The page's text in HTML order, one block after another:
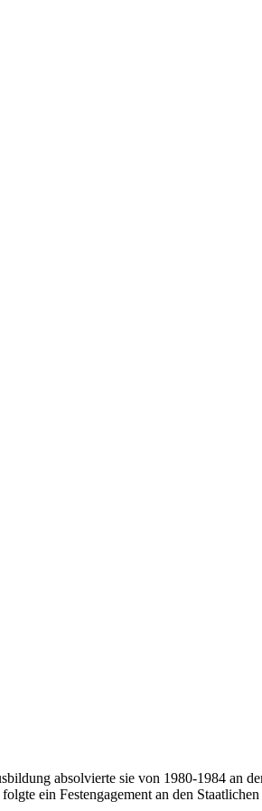
absolvierte sie von 1980-1984 an
ein Festengagement an den